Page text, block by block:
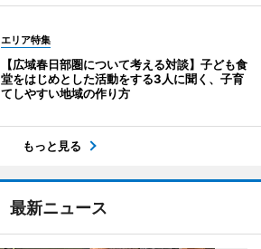
エリア特集
【広域春日部圏について考える対談】子ども食
堂をはじめとした活動をする3人に聞く、子育
てしやすい地域の作り方
もっと見る
最新ニュース